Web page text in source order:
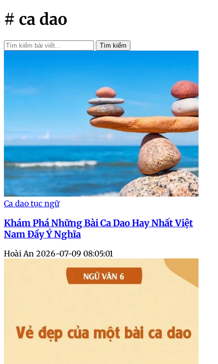
# ca dao
Tìm kiếm
Ca dao tục ngữ
Khám Phá Những Bài Ca Dao Hay Nhất Việt
Nam Đầy Ý Nghĩa
Hoài An 2026-07-09 08:05:01